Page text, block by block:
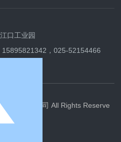
口工业园
15895821342 ，025-52154466
股份有限公司 All Rights Reserve